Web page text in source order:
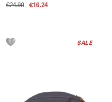
€24.99 €16.24
SALE